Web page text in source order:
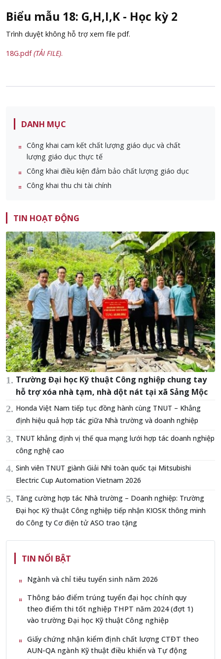
Biểu mẫu 18: G,H,I,K - Học kỳ 2
Trình duyệt không hỗ trợ xem file pdf.
18G.pdf(TẢI FILE).
DANH MỤC
Công khai cam kết chất lượng giáo dục và chất
lượng giáo dục thực tế
Công khai điều kiện đảm bảo chất lượng giáo dục
Công khai thu chi tài chính
TIN HOẠT ĐỘNG
Trường Đại học Kỹ thuật Công nghiệp chung tay
hỗ trợ xóa nhà tạm, nhà dột nát tại xã Sảng Mộc
Honda Việt Nam tiếp tục đồng hành cùng TNUT – Khẳng
định hiệu quả hợp tác giữa Nhà trường và doanh nghiệp
TNUT khẳng định vị thế qua mạng lưới hợp tác doanh nghiệp
công nghệ cao
Sinh viên TNUT giành Giải Nhì toàn quốc tại Mitsubishi
Electric Cup Automation Vietnam 2026
Tăng cường hợp tác Nhà trường – Doanh nghiệp: Trường
Đại học Kỹ thuật Công nghiệp tiếp nhận KIOSK thông minh
do Công ty Cơ điện tử ASO trao tặng
TIN NỔI BẬT
Ngành và chỉ tiêu tuyển sinh năm 2026
Thông báo điểm trúng tuyển đại học chính quy
theo điểm thi tốt nghiệp THPT năm 2024 (đợt 1)
vào trường Đại học Kỹ thuật Công nghiệp
Giấy chứng nhận kiểm định chất lượng CTĐT theo
AUN-QA ngành Kỹ thuật điều khiển và Tự động